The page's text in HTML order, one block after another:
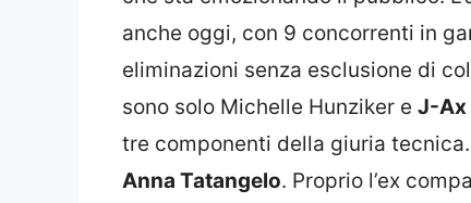
anche oggi, con 9 concorrenti in
eliminazioni senza esclusione di
sono solo Michelle Hunziker e J-Ax
tre componenti della giuria
Anna Tatangelo. Proprio l’ex